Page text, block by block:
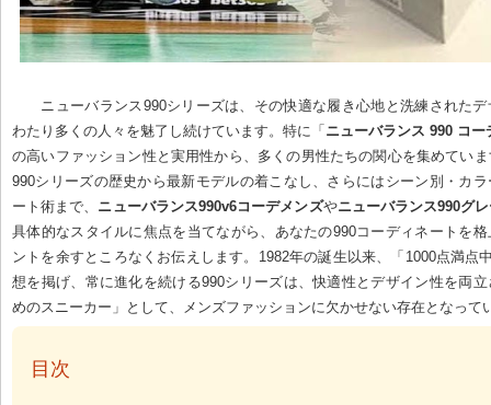
ニューバランス990シリーズは、その快適な履き心地と洗練された
わたり多くの人々を魅了し続けています。特に「 ニューバランス 990 コー
の高いファッション性と実用性から、多くの男性たちの関心を集めてい
990シリーズの歴史から最新モデルの着こなし、さらにはシーン別・カ
ート術まで、 ニューバランス990v6コーデメンズやニューバランス990グ
具体的なスタイルに焦点を当てながら、あなたの990コーディネートを
ントを余すところなくお伝えします。1982年の誕生以来、「1000点満点
想を掲げ、常に進化を続ける990シリーズは、快適性とデザイン性を両
めのスニーカー」として、メンズファッションに欠かせない存在となって
目次